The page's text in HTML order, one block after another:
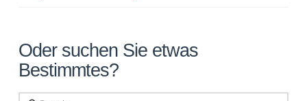
Oder suchen Sie etwas
Bestimmtes?